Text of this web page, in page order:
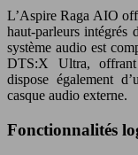
L’Aspire Raga AIO
haut-parleurs intégrés
système audio est
DTS:X Ultra,
dispose également
casque audio externe.
Fonctionnalités